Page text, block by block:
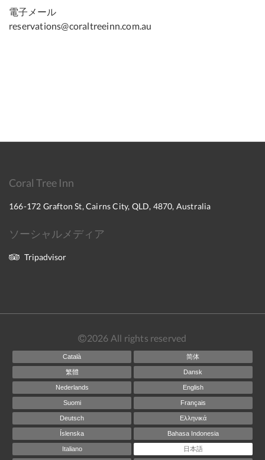
電子メール
reservations@coraltreeinn.com.au
Coral Tree Inn
166-172 Grafton St, Cairns City, QLD, 4870, Australia
ソーシャルメディア
Tripadvisor
2026 All rights reserved
Català 简体
繁體 Dansk
Nederlands English
Suomi Français
Deutsch Ελληνικά
Íslenska Bahasa Indonesia
Italiano 日本語